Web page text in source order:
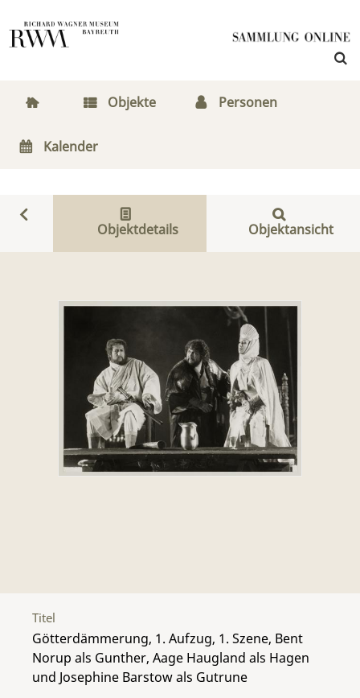
Objekte Personen
Kalender
Objektdetails Objektansicht
Titel
Götterdämmerung, 1. Aufzug, 1. Szene, Bent
Norup als Gunther, Aage Haugland als Hagen
und Josephine Barstow als Gutrune